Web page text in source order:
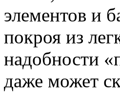
элементов и
покроя из
надобности
даже может